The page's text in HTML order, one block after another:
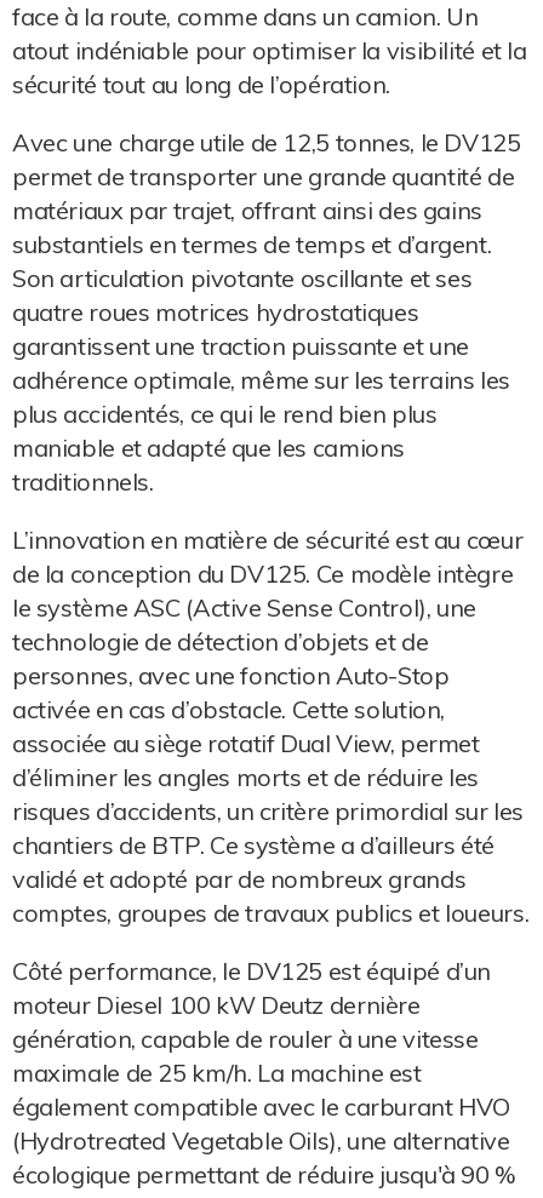
face à la route, comme dans un camion. Un
atout indéniable pour optimiser la visibilité et la
sécurité tout au long de l’opération.
Avec une charge utile de 12,5 tonnes, le DV125
permet de transporter une grande quantité de
matériaux par trajet, offrant ainsi des gains
substantiels en termes de temps et d’argent.
Son articulation pivotante oscillante et ses
quatre roues motrices hydrostatiques
garantissent une traction puissante et une
adhérence optimale, même sur les terrains les
plus accidentés, ce qui le rend bien plus
maniable et adapté que les camions
traditionnels.
L’innovation en matière de sécurité est au cœur
de la conception du DV125. Ce modèle intègre
le système ASC (Active Sense Control), une
technologie de détection d’objets et de
personnes, avec une fonction Auto-Stop
activée en cas d’obstacle. Cette solution,
associée au siège rotatif Dual View, permet
d’éliminer les angles morts et de réduire les
risques d’accidents, un critère primordial sur les
chantiers de BTP. Ce système a d’ailleurs été
validé et adopté par de nombreux grands
comptes, groupes de travaux publics et loueurs.
Côté performance, le DV125 est équipé d’un
moteur Diesel 100 kW Deutz dernière
génération, capable de rouler à une vitesse
maximale de 25 km/h. La machine est
également compatible avec le carburant HVO
(Hydrotreated Vegetable Oils), une alternative
écologique permettant de réduire jusqu'à 90 %